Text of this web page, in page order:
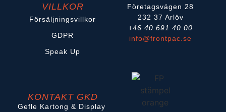
VILLKOR
Försäljningsvillkor
GDPR
Speak Up
Företagsvägen 28
232 37 Arlöv
+46 40 691 40 00
info@frontpac.se
KONTAKT GKD
Gefle Kartong & Display